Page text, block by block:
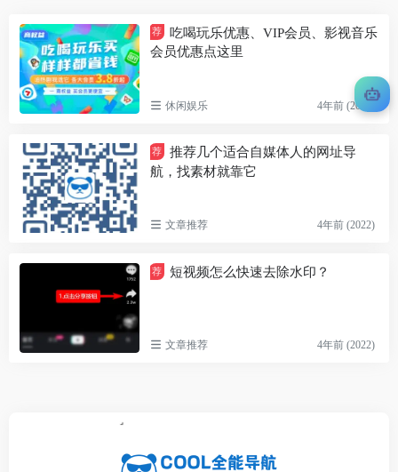
荐
吃喝玩乐优惠、VIP会员、影视音乐
会员优惠点这里
休闲娱乐 4年前 (2022)
荐
推荐几个适合自媒体人的网址导
航，找素材就靠它
文章推荐 4年前 (2022)
荐 短视频怎么快速去除水印？
文章推荐 4年前 (2022)